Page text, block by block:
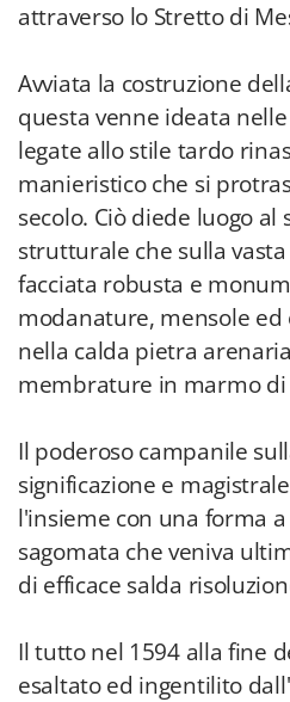
attraverso lo Stretto di
Avviata la costruzione
questa venne ideata
legate allo stile tardo
manieristico che si
secolo. Ciò diede luogo
strutturale che sulla
facciata robusta e
modanature, mensole
nella calda pietra
membrature in marmo di
Il poderoso campanile
significazione e
l'insieme con una forma
sagomata che veniva
di efficace salda
Il tutto nel 1594 alla fine
esaltato ed ingentilito